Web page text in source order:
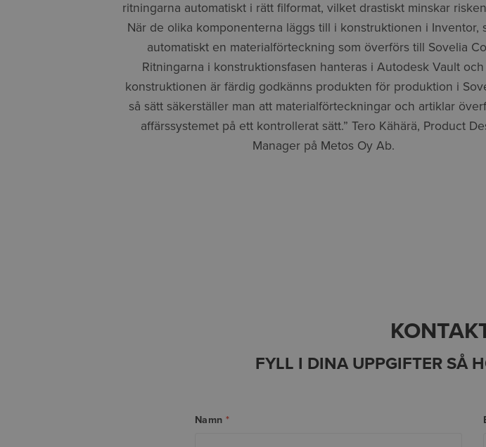
ritningarna automatiskt i rätt filformat, vilket drastiskt minskar
När de olika komponenterna läggs till i konstruktionen i Inventor,
automatiskt en materialförteckning som överförs till Sovelia
Ritningarna i konstruktionsfasen hanteras i Autodesk Vault
konstruktionen är färdig godkänns produkten för produktion i
så sätt säkerställer man att materialförteckningar och artiklar
affärssystemet på ett kontrollerat sätt.” Tero Kähärä, Product
Manager på Metos Oy Ab.
FYLL I DINA UPPGIFTER SÅ
Namn*